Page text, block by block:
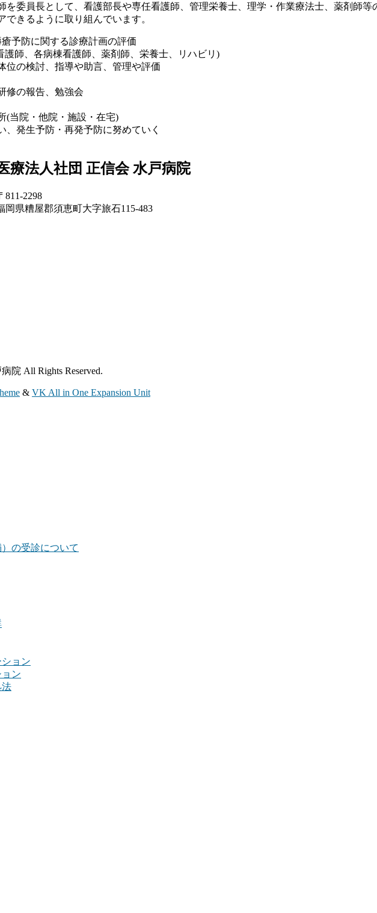
を委員長として、看護部長や専任看護師、管理栄養士、理学・作業療法士、薬剤師
きるように取り組んでいます。
予防に関する診療計画の評価
護師、各病棟看護師、薬剤師、栄養士、リハビリ)
位の検討、指導や助言、管理や評価
修の報告、勉強会
(当院・他院・施設・在宅)
、発生予防・再発予防に努めていく
療法人社団 正信会 水戸病院
811-2298
岡県糟屋郡須恵町大字旅石115-483
院 All Rights Reserved.
& VK All in One Expansion Unit
の受診について
ョン
ン
法